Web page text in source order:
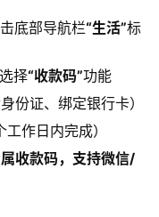
底部导航栏“生活”标
择“收款码”功能
身份证、绑定银行卡）
作日内完成）
收款码，支持微信/